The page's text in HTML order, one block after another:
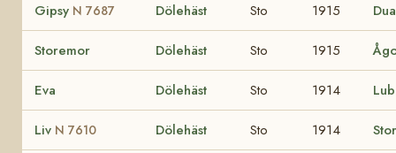
Gipsy N 7687 Dölehäst Sto 1915
Storemor Dölehäst Sto 1915
Eva Dölehäst Sto 1914
Liv N 7610 Dölehäst Sto 1914